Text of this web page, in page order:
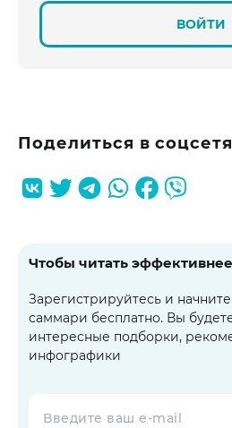
ВОЙТИ
Поделиться в
Чтобы читать эффективнее
Зарегистрируйтесь и
саммари бесплатно. Вы
интересные подборки,
инфографики